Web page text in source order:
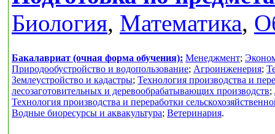
Биология, Математика,
Бакалавриат (очная форма обучения): Менеджмент;
Природообустройство и водопользование; Агроинженерия;
Землеустройство и кадастры; Технология производства и
лесозаготовительных и деревообрабатывающих производств;
Технология производства и переработки
Водные биоресурсы и аквакультура; Ветеринария.